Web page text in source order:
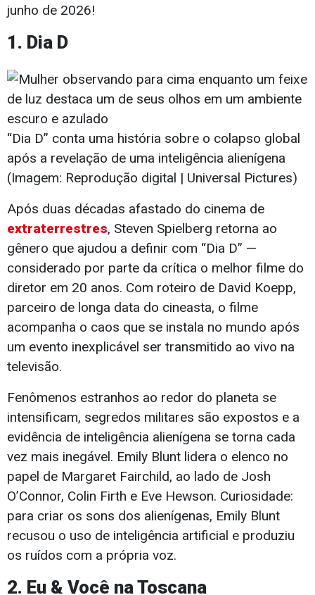
junho de 2026!
1. Dia D
“Dia D” conta uma história sobre o colapso global
após a revelação de uma inteligência alienígena
(Imagem: Reprodução digital | Universal Pictures)
Após duas décadas afastado do cinema de
extraterrestres, Steven Spielberg retorna ao
gênero que ajudou a definir com “Dia D” —
considerado por parte da crítica o melhor filme do
diretor em 20 anos. Com roteiro de David Koepp,
parceiro de longa data do cineasta, o filme
acompanha o caos que se instala no mundo após
um evento inexplicável ser transmitido ao vivo na
televisão.
Fenômenos estranhos ao redor do planeta se
intensificam, segredos militares são expostos e a
evidência de inteligência alienígena se torna cada
vez mais inegável. Emily Blunt lidera o elenco no
papel de Margaret Fairchild, ao lado de Josh
O’Connor, Colin Firth e Eve Hewson. Curiosidade:
para criar os sons dos alienígenas, Emily Blunt
recusou o uso de inteligência artificial e produziu
os ruídos com a própria voz.
2. Eu & Você na Toscana